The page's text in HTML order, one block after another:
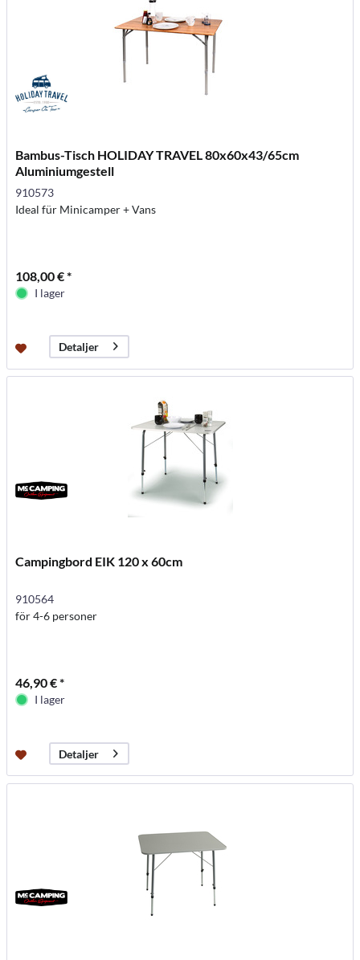
Bambus-Tisch HOLIDAY TRAVEL 80x60x43/65cm
Aluminiumgestell
910573
Ideal für Minicamper + Vans
108,00 € *
I lager
Detaljer
Campingbord EIK 120 x 60cm
910564
för 4-6 personer
46,90 € *
I lager
Detaljer